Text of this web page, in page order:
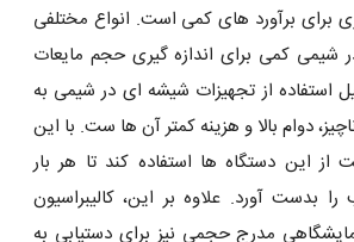
برای برآورد های کمی است. انواع مختلفی
شیمی کمی برای اندازه گیری حجم مایعات
استفاده از تجهیزات شیشه ای در شیمی به
دوام بالا و هزینه کمتر آن ها ست. با این
از این دستگاه ها استفاده کند تا هر بار
بدست آورد. علاوه بر این، کالیبراسیون
مدرج حجمی نیز برای دستیابی به